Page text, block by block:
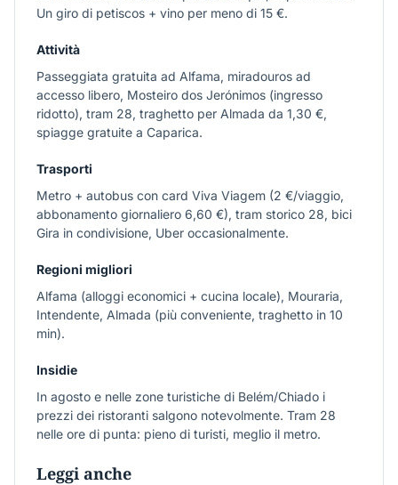
Un giro di petiscos + vino per meno di 15 €.
Attività
Passeggiata gratuita ad Alfama, miradouros ad
accesso libero, Mosteiro dos Jerónimos (ingresso
ridotto), tram 28, traghetto per Almada da 1,30 €,
spiagge gratuite a Caparica.
Trasporti
Metro + autobus con card Viva Viagem (2 €/viaggio,
abbonamento giornaliero 6,60 €), tram storico 28, bici
Gira in condivisione, Uber occasionalmente.
Regioni migliori
Alfama (alloggi economici + cucina locale), Mouraria,
Intendente, Almada (più conveniente, traghetto in 10
min).
Insidie
In agosto e nelle zone turistiche di Belém/Chiado i
prezzi dei ristoranti salgono notevolmente. Tram 28
nelle ore di punta: pieno di turisti, meglio il metro.
Leggi anche